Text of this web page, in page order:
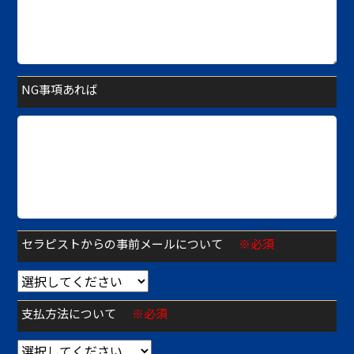
NG事項あれば
セラピストからの事前メールについて ※必須
支払方法について ※必須